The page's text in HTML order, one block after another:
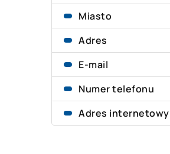
Miasto
Adres
E-mail
Numer telefonu
Adres internetowy